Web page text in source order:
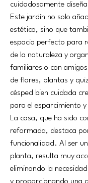
cuidadosamente
Este jardín no solo
estético, sino que
espacio perfecto para
de la naturaleza y
familiares o con
de flores, plantas y
césped bien cuidada
para el esparcimiento
La casa, que ha sido
reformada, destaca
funcionalidad. Al ser
planta, resulta muy
eliminando la